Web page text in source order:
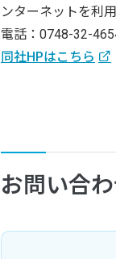
ンターネットを利
電話：0748-32-
同社HPはこちら
お問い合